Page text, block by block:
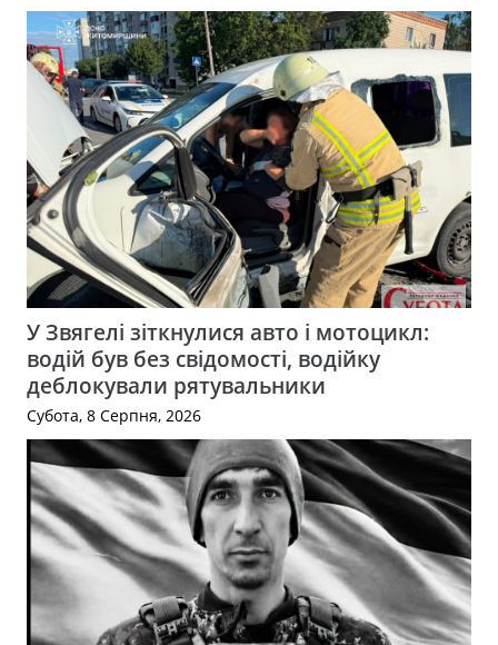
У Звягелі зіткнулися авто і мотоцикл:
водій був без свідомості, водійку
деблокували рятувальники
Субота, 8 Серпня, 2026